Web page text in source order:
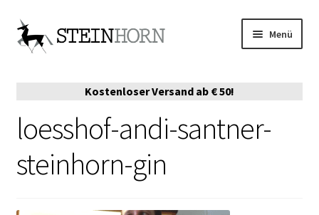
Zur
Navigation
Zum
Inhalt
Menü
Kostenloser Versand ab € 50!
loesshof-andi-santner-
steinhorn-gin